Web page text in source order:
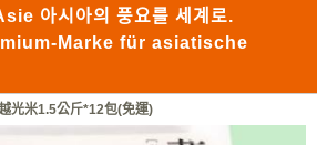
아시아의 풍요를 세계로.
Marke für asiatische
光米1.5公斤*12包(免運)